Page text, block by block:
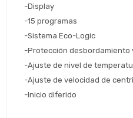
-Display
-15 programas
-Sistema Eco-Logic
-Protección desbordamiento
-Ajuste de nivel de
-Ajuste de velocidad de
-Inicio diferido
Día
Volver
Seleccioná Pago
de pago